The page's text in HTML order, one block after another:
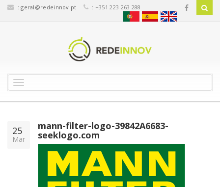
:geral@redeinnov.pt : +351 223 263 288
o
g
l
n
i
g
25
Mar
mann-filter-logo-39842A6683-
seeklogo.com